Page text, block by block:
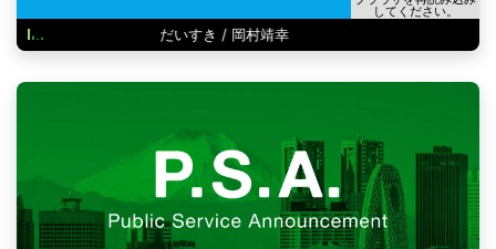
だいすき / 岡村靖幸